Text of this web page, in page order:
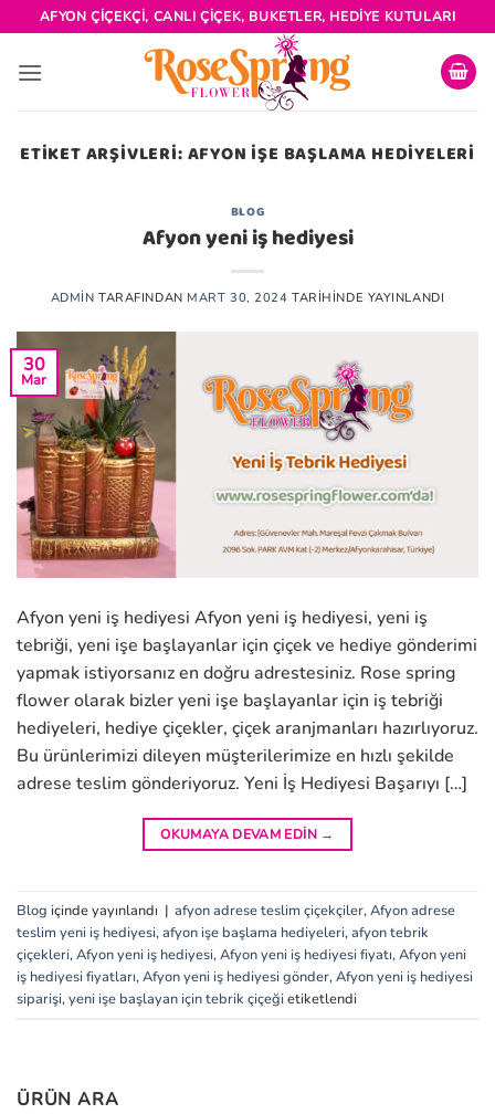
İçeriğe
atla
AFYON ÇIÇEKÇI, CANLI ÇIÇEK, BUKETLER, HEDIYE KUTULARI
ETIKET ARŞIVLERI: AFYON IŞE BAŞLAMA HEDIYELERI
BLOG
Afyon yeni iş hediyesi
ADMIN TARAFINDAN MART 30, 2024 TARIHINDE YAYINLANDI
30
Mar
Afyon yeni iş hediyesi Afyon yeni iş hediyesi, yeni iş
tebriği, yeni işe başlayanlar için çiçek ve hediye gönderimi
yapmak istiyorsanız en doğru adrestesiniz. Rose spring
flower olarak bizler yeni işe başlayanlar için iş tebriği
hediyeleri, hediye çiçekler, çiçek aranjmanları hazırlıyoruz.
Bu ürünlerimizi dileyen müşterilerimize en hızlı şekilde
adrese teslim gönderiyoruz. Yeni İş Hediyesi Başarıyı […]
OKUMAYA DEVAM EDIN →
Blog içinde yayınlandı | afyon adrese teslim çiçekçiler,Afyon adrese
teslim yeni iş hediyesi,afyon işe başlama hediyeleri,afyon tebrik
çiçekleri,Afyon yeni iş hediyesi,Afyon yeni iş hediyesi fiyatı,Afyon yeni
iş hediyesi fiyatları,Afyon yeni iş hediyesi gönder,Afyon yeni iş hediyesi
siparişi,yeni işe başlayan için tebrik çiçeği etiketlendi
ÜRÜN ARA